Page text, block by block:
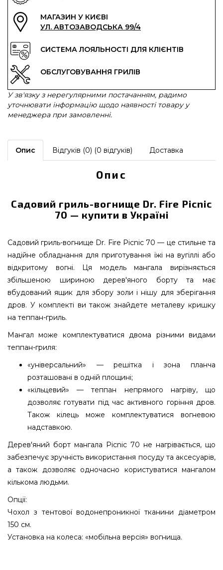
МАГАЗИН У КИЄВІ
УЛ. АВТОЗАВОДСЬКА 99/4
СИСТЕМА ЛОЯЛЬНОСТІ ДЛЯ КЛІЄНТІВ
ОБСЛУГОВУВАННЯ ГРИЛІВ
У зв'язку з нерегулярними постачанням, радимо
уточнювати інформацію щодо наявності товару у
менеджера при замовленні.
Опис Відгуків (0) (0 відгуків) Доставка
Опис
Садовий гриль-вогнище Dr. Fire Picnic
70 — купити в Україні
Садовий гриль-вогнище Dr. Fire Picnic 70 — це стильне та
надійне обладнання для приготування їжі на вугіллі або
відкритому вогні. Ця модель мангала вирізняється
збільшеною шириною дерев'яного борту та має
вбудований ящик для збору золи і нішу для зберігання
дров. У комплекті ви також знайдете металеву кришку
на теппан-гриль.
Мангал може комплектуватися двома різними видами
теппан-гриля:
«універсальний» — решітка і зона планча
розташовані в одній площині;
«кільцевий» — теппан непрямого нагріву, що
дозволяє готувати під час активного горіння дров.
Також кілець може комплектуватися вогневою
надставкою.
Дерев'яний борт мангала Picnic 70 не нагрівається, що
забезпечує зручність використання посуду та аксесуарів,
а також дозволяє одночасно користуватися мангалом
кількома людьми.
Опції:
Чохол з тентової водонепроникної тканини діаметром
150 см.
Установка на колеса: «мобільна версія» вогнища.